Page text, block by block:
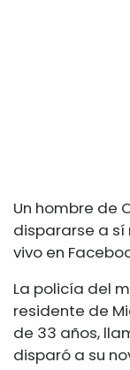
Un hombre de
dispararse a
vivo en
La policía del
residente de
de 33 años,
disparó a su